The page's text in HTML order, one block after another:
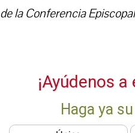
la Conferencia